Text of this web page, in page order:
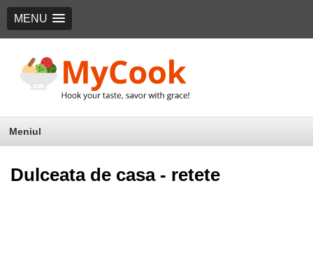
MENU
Meniul
Dulceata de casa - retete